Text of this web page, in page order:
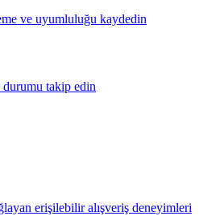
ve uyumluluğu kaydedin
takip edin
erişilebilir alışveriş deneyimleri